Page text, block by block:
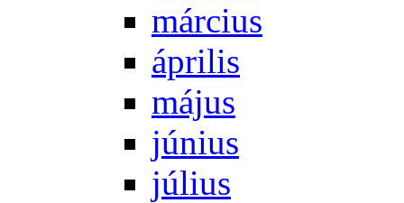
már­ci­us
áp­ri­lis
má­jus
jú­ni­us
jú­li­us